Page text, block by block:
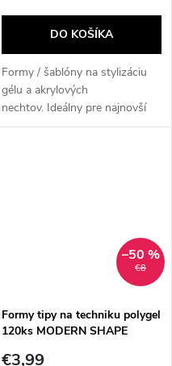
DO KOŠÍKA
Formy / šablóny na stylizáciu
gélu a akrylových
nechtov. Ideálny pre najnovší
systém polyakryl gel mení tvár
€8
–50 %
Formy tipy na techniku polygel
120ks MODERN SHAPE
€3,99